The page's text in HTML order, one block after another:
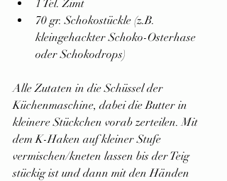
1 Tel. Zimt
70 gr. Schokostückle (z.B.
kleingehackter Schoko-Osterhase
oder Schokodrops)
Alle Zutaten in die Schüssel der
Küchenmaschine, dabei die Butter in
kleinere Stückchen vorab zerteilen. Mit
dem K-Haken auf kleiner Stufe
vermischen/kneten lassen bis der Teig
stückig ist und dann mit den Händen